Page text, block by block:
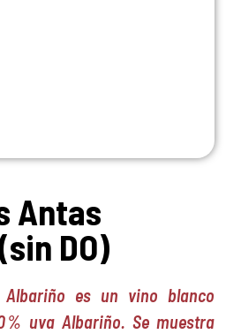
Antas
DO)
Albariño es un vino blanco
% uva Albariño. Se muestra